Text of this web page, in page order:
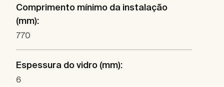
Comprimento mínimo da instalação
(mm):
770
Espessura do vidro (mm):
6